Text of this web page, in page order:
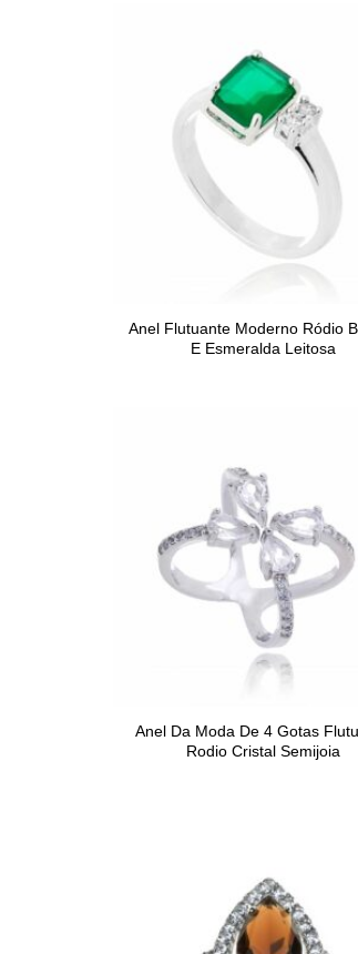
Anel Flutuante Moderno Ródio
E Esmeralda Leitosa
Anel Da Moda De 4 Gotas
Rodio Cristal Semijoia